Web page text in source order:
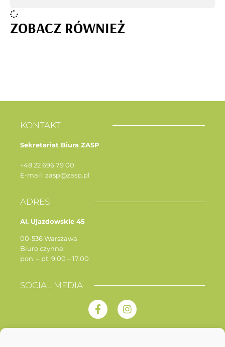
ZOBACZ RÓWNIEŻ
KONTAKT
Sekretariat Biura ZASP
+48 22 696 79 00
E-mail: zasp@zasp.pl
ADRES
Al. Ujazdowskie 45
00-536 Warszawa
Biuro czynne:
pon. – pt. 9.00 – 17.00
SOCIAL MEDIA